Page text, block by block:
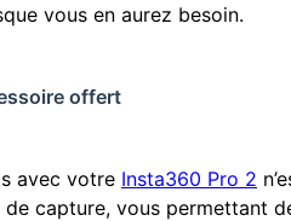
vous en aurez besoin.
offert
avec votre Insta360 Pro 2
capture, vous permettant